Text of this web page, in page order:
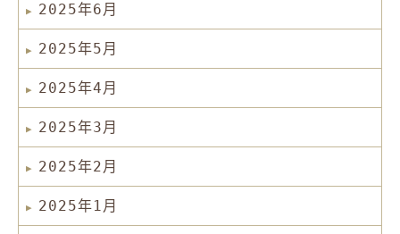
2025年6月
2025年5月
2025年4月
2025年3月
2025年2月
2025年1月